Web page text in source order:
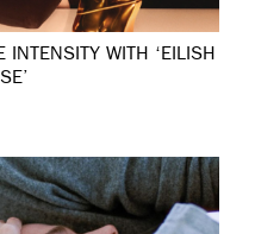
INTENSITY WITH ‘EILISH